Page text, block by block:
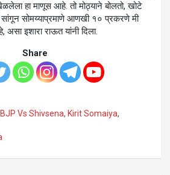
हा माणूस आहे. तो मोठ्याने बोलतो, खोटे
सोमय्याप्रमाणे आणखी १० प्रकरणे मी
इशारा राऊत यांनी दिला.
Share
BJP Vs Shivsena, Kirit Somaiya,